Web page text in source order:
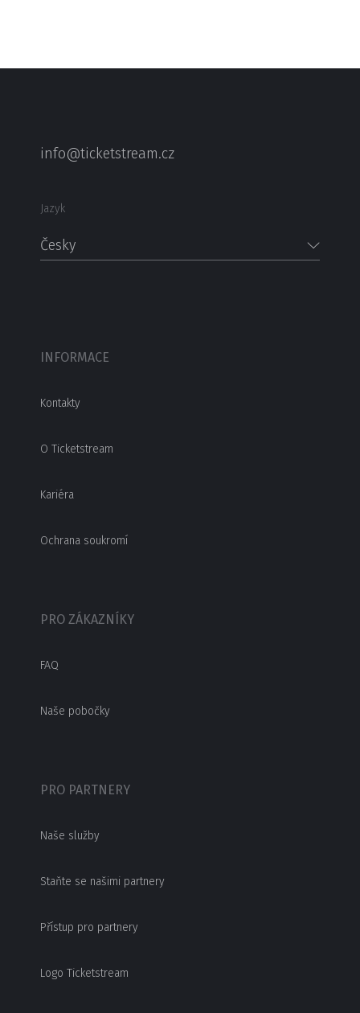
info@ticketstream.cz
Jazyk
Česky
INFORMACE
Kontakty
O Ticketstream
Kariéra
Ochrana soukromí
PRO ZÁKAZNÍKY
FAQ
Naše pobočky
PRO PARTNERY
Naše služby
Staňte se našimi partnery
Přístup pro partnery
Logo Ticketstream